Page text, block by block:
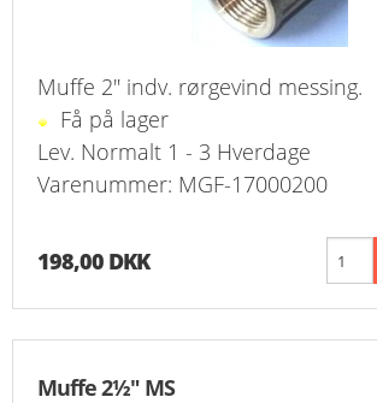
Muffe 2" indv. rørgevind messing.
Få på lager
Lev. Normalt 1 - 3 Hverdage
Varenummer: MGF-17000200
198,00 DKK
Muffe 2½" MS